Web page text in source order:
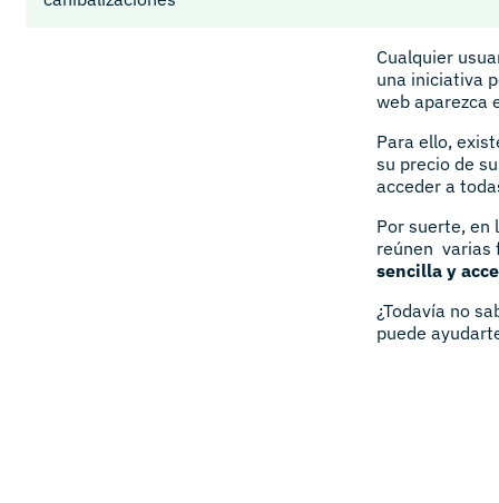
Cualquier
una iniciativa
web aparezca
Para ello,
su precio de
acceder a
Por suerte,
reúnen varias
sencilla y
¿Todavía no
puede